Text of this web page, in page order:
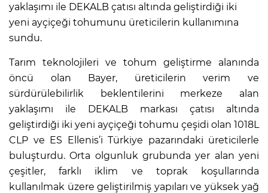
yaklaşımı ile DEKALB çatısı altında geliştirdiği iki
yeni ayçiçeği tohumunu üreticilerin kullanımına
sundu.
Tarım teknolojileri ve tohum geliştirme alanında
öncü olan Bayer, üreticilerin verim ve
sürdürülebilirlik beklentilerini merkeze alan
yaklaşımı ile DEKALB markası çatısı altında
geliştirdiği iki yeni ayçiçeği tohumu çeşidi olan 1018L
CLP ve ES Ellenis’i Türkiye pazarındaki üreticilerle
buluşturdu. Orta olgunluk grubunda yer alan yeni
çeşitler, farklı iklim ve toprak koşullarında
kullanılmak üzere geliştirilmiş yapıları ve yüksek yağ